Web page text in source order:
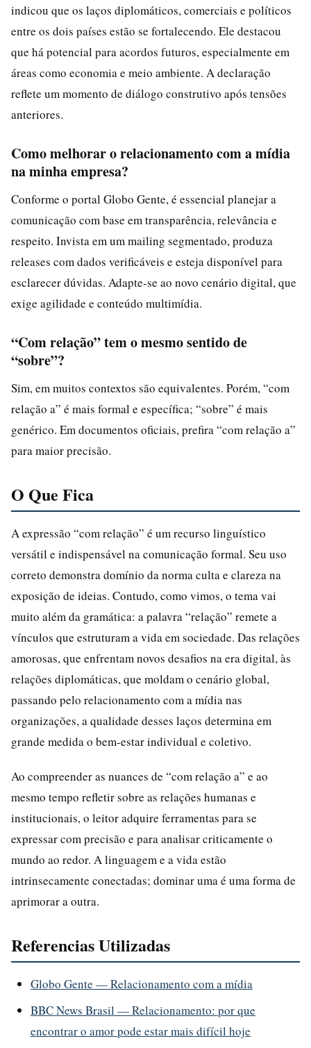
indicou que os laços diplomáticos, comerciais e políticos
entre os dois países estão se fortalecendo. Ele destacou
que há potencial para acordos futuros, especialmente em
áreas como economia e meio ambiente. A declaração
reflete um momento de diálogo construtivo após tensões
anteriores.
Como melhorar o relacionamento com a mídia
na minha empresa?
Conforme o portal Globo Gente, é essencial planejar a
comunicação com base em transparência, relevância e
respeito. Invista em um mailing segmentado, produza
releases com dados verificáveis e esteja disponível para
esclarecer dúvidas. Adapte-se ao novo cenário digital, que
exige agilidade e conteúdo multimídia.
“Com relação” tem o mesmo sentido de
“sobre”?
Sim, em muitos contextos são equivalentes. Porém, “com
relação a” é mais formal e específica; “sobre” é mais
genérico. Em documentos oficiais, prefira “com relação a”
para maior precisão.
O Que Fica
A expressão “com relação” é um recurso linguístico
versátil e indispensável na comunicação formal. Seu uso
correto demonstra domínio da norma culta e clareza na
exposição de ideias. Contudo, como vimos, o tema vai
muito além da gramática: a palavra “relação” remete a
vínculos que estruturam a vida em sociedade. Das relações
amorosas, que enfrentam novos desafios na era digital, às
relações diplomáticas, que moldam o cenário global,
passando pelo relacionamento com a mídia nas
organizações, a qualidade desses laços determina em
grande medida o bem-estar individual e coletivo.
Ao compreender as nuances de “com relação a” e ao
mesmo tempo refletir sobre as relações humanas e
institucionais, o leitor adquire ferramentas para se
expressar com precisão e para analisar criticamente o
mundo ao redor. A linguagem e a vida estão
intrinsecamente conectadas; dominar uma é uma forma de
aprimorar a outra.
Referencias Utilizadas
Globo Gente — Relacionamento com a mídia
BBC News Brasil — Relacionamento: por que
encontrar o amor pode estar mais difícil hoje